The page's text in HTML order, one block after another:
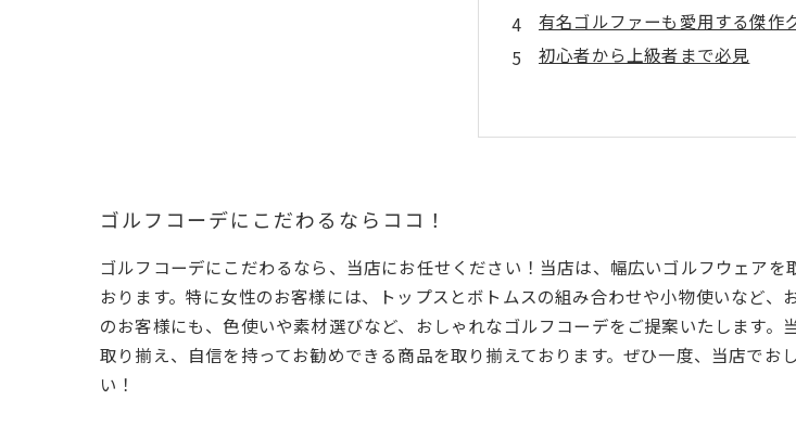
有名ゴルファーも愛用する傑作
初心者から上級者まで必見
ゴルフコーデにこだわるならココ！
ゴルフコーデにこだわるなら、当店にお任せください！当店は、幅広いゴルフウェア
おります。特に女性のお客様には、トップスとボトムスの組み合わせや小物使いなど
のお客様にも、色使いや素材選びなど、おしゃれなゴルフコーデをご提案いたします
取り揃え、自信を持ってお勧めできる商品を取り揃えております。ぜひ一度、当店で
い！